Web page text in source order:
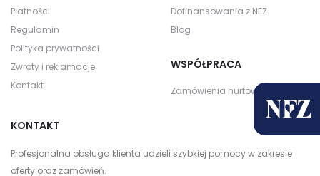
Płatności
Regulamin
Polityka prywatności
Zwroty i reklamacje
Kontakt
Dofinansowania z NFZ
Blog
WSPÓŁPRACA
Zamówienia hurtowe
KONTAKT
Profesjonalna obsługa klienta udzieli szybkiej pomocy w zakresie
oferty oraz zamówień.